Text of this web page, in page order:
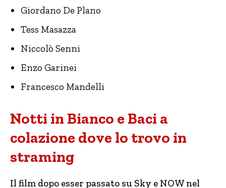
Giordano De Plano
Tess Masazza
Niccolò Senni
Enzo Garinei
Francesco Mandelli
Notti in Bianco e Baci a
colazione dove lo trovo in
straming
Il film dopo esser passato su Sky e NOW nel